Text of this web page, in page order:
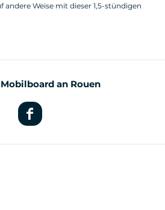
andere Weise mit dieser 1,5-stündigen
an Rouen